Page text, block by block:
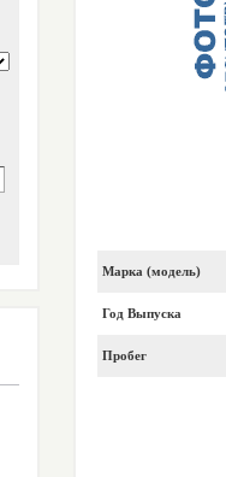
Марка (модель)
Год Выпуска
Пробег